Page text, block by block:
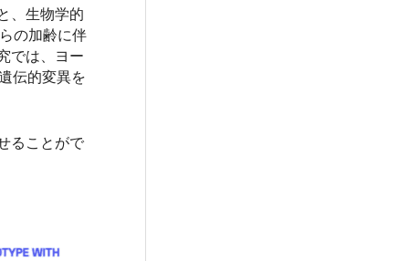
、生物学的
の加齢に伴
では、ヨー
伝的変異を
ることがで